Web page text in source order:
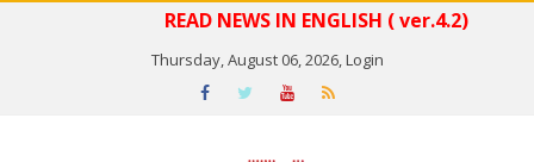
READ NEWS IN ENGLISH ( ver.4.2)
Thursday, August 06, 2026,Login